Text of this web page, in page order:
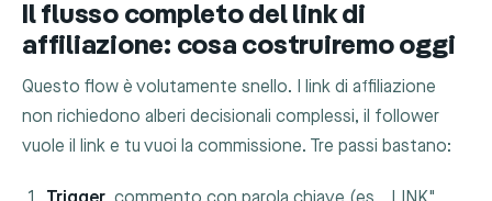
Il flusso completo del link di
affiliazione: cosa costruiremo oggi
Questo flow è volutamente snello. I link di affiliazione
non richiedono alberi decisionali complessi, il follower
vuole il link e tu vuoi la commissione. Tre passi bastano: